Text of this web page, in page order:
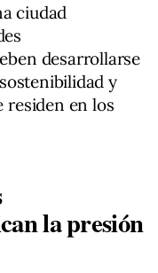
ciudad
desarrollarse
y
residen en los
la presión